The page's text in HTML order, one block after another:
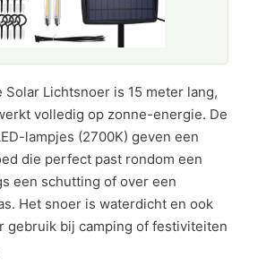
Solar Lichtsnoer is 15 meter lang,
volledig op zonne-energie. De
lampjes (2700K) geven een
die perfect past rondom een
een schutting of over een
Het snoer is waterdicht en ook
gebruik bij camping of festiviteiten